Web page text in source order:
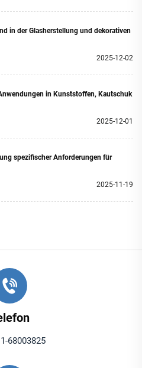
in der Glasherstellung und dekorativen
2025-12-02
in Kunststoffen, Kautschuk
2025-12-01
spezifischer Anforderungen für
2025-11-19
68003825